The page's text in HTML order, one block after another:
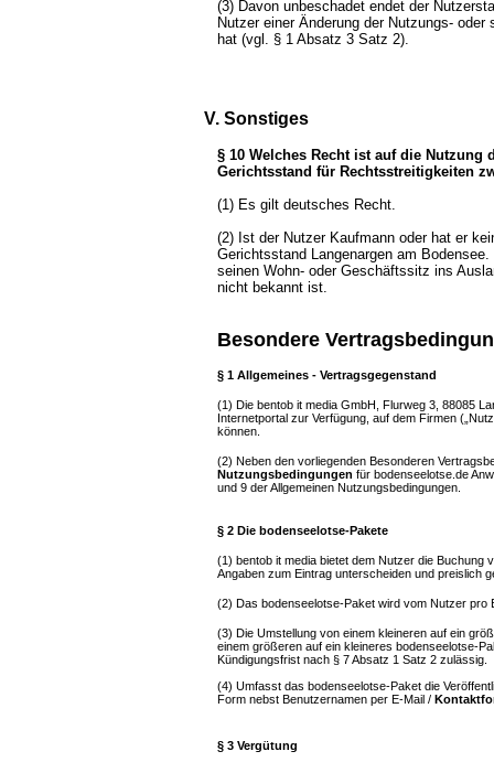
(3) Davon unbeschadet endet der
Nutzer einer Änderung der Nutzungs-
hat (vgl. § 1 Absatz 3 Satz 2).
V. Sonstiges
§ 10 Welches Recht ist auf die
Gerichtsstand für Rechtsstreitigkeiten
(1) Es gilt deutsches Recht.
(2) Ist der Nutzer Kaufmann oder hat er
Gerichtsstand Langenargen am
seinen Wohn- oder Geschäftssitz ins
nicht bekannt ist.
Besondere
§ 1 Allgemeines - Vertragsgegenstand
(1) Die bentob it media GmbH, Flurweg 3, 88085
Internetportal zur Verfügung, auf dem Firmen
können.
(2) Neben den vorliegenden Besonderen
Nutzungsbedingungen für bodenseelotse.de
und 9 der Allgemeinen Nutzungsbedingungen.
§ 2 Die bodenseelotse-Pakete
(1) bentob it media bietet dem Nutzer die Buchung
Angaben zum Eintrag unterscheiden und preislich
(2) Das bodenseelotse-Paket wird vom Nutzer pro
(3) Die Umstellung von einem kleineren auf ein
einem größeren auf ein kleineres bodenseelotse-
Kündigungsfrist nach § 7 Absatz 1 Satz 2 zulässig.
(4) Umfasst das bodenseelotse-Paket die
Form nebst Benutzernamen per E-Mail /
§ 3 Vergütung